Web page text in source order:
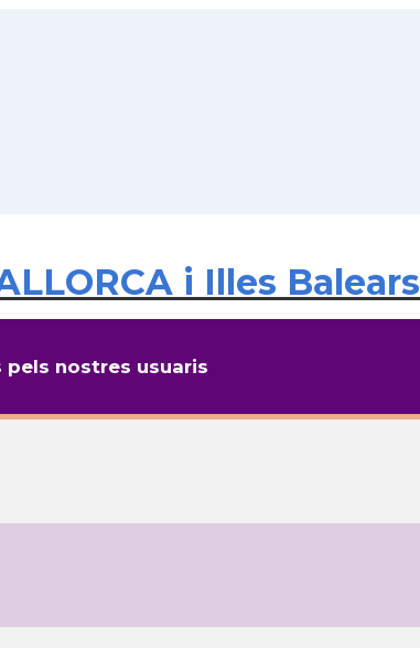
i Illes Balears
pels nostres usuaris